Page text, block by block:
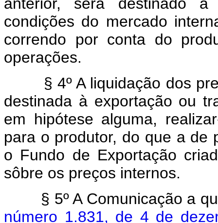
condições do mercado
correndo por conta do
operações.
§ 4º A liquidação dos
destinada à exportação ou
em hipótese alguma,
para o produtor, do que a de
o Fundo de Exportação
sôbre os preços internos.
§ 5º A Comunicação a
número 1.831, de 4 de